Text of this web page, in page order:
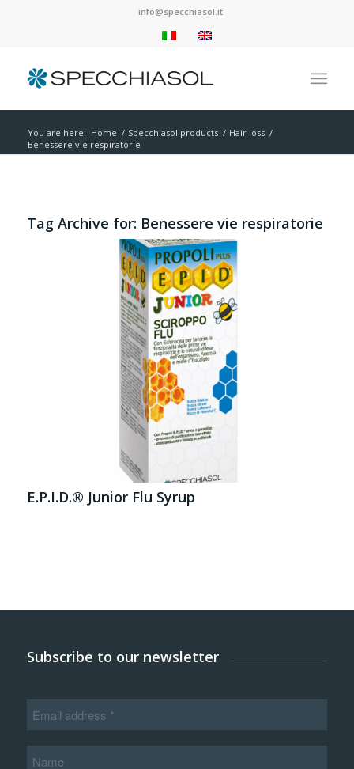
info@specchiasol.it
You are here: Home / Specchiasol products / Hair loss /
Benessere vie respiratorie
Tag Archive for: Benessere vie respiratorie
E.P.I.D.® Junior Flu Syrup
Subscribe to our newsletter